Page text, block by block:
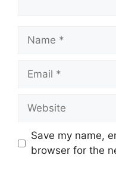
Name
Email
Website
Save my name,
browser for the